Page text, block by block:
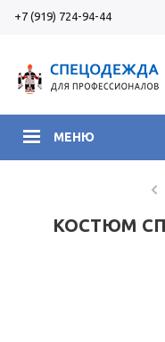
+7 (919) 724-94-44
МЕНЮ
КОСТЮМ